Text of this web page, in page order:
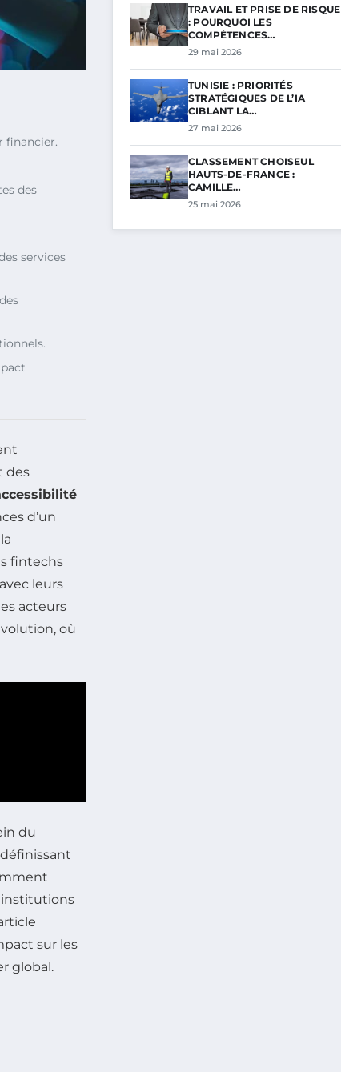
financier.
des
services
des
d’un
fintechs
leurs
acteurs
où
du
institutions
sur les
global.
TRAVAIL ET PRISE DE RISQUE
: POURQUOI LES
COMPÉTENCES…
29 mai 2026
TUNISIE : PRIORITÉS
STRATÉGIQUES DE L’IA
CIBLANT LA…
27 mai 2026
CLASSEMENT CHOISEUL
HAUTS-DE-FRANCE :
CAMILLE…
25 mai 2026